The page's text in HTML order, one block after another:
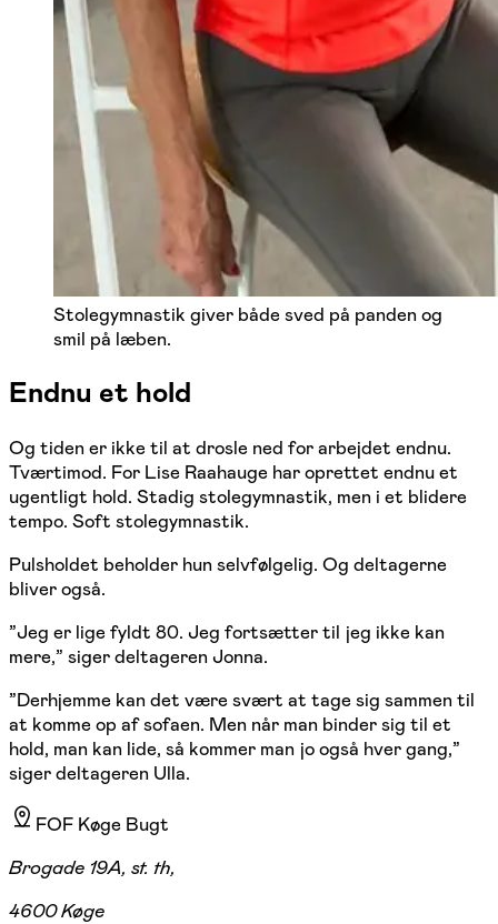
Stolegymnastik giver både sved på panden og
smil på læben.
Endnu et hold
Og tiden er ikke til at drosle ned for arbejdet endnu.
Tværtimod. For Lise Raahauge har oprettet endnu et
ugentligt hold. Stadig stolegymnastik, men i et blidere
tempo. Soft stolegymnastik.
Pulsholdet beholder hun selvfølgelig. Og deltagerne
bliver også.
”Jeg er lige fyldt 80. Jeg fortsætter til jeg ikke kan
mere,” siger deltageren Jonna.
”Derhjemme kan det være svært at tage sig sammen til
at komme op af sofaen. Men når man binder sig til et
hold, man kan lide, så kommer man jo også hver gang,”
siger deltageren Ulla.
FOF Køge Bugt
Brogade 19A, st. th,
4600 Køge